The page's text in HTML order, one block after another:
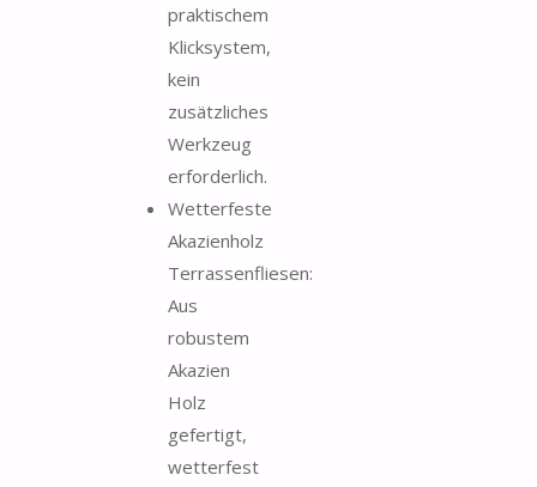
praktischem
Klicksystem,
kein
zusätzliches
Werkzeug
erforderlich.
Wetterfeste
Akazienholz
Terrassenfliesen:
Aus
robustem
Akazien
Holz
gefertigt,
wetterfest